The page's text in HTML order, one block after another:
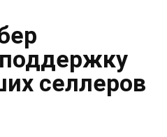
селлеров